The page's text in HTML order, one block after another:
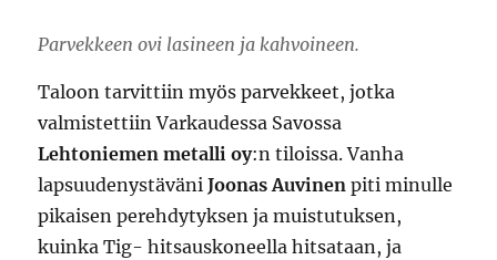
Parvekkeen ovi lasineen ja kahvoineen.
Taloon tarvittiin myös parvekkeet, jotka
valmistettiin Varkaudessa Savossa
Lehtoniemen metalli oy:n tiloissa. Vanha
lapsuudenystäväniJoonas Auvinen piti minulle
pikaisen perehdytyksen ja muistutuksen,
kuinka Tig- hitsauskoneella hitsataan, ja